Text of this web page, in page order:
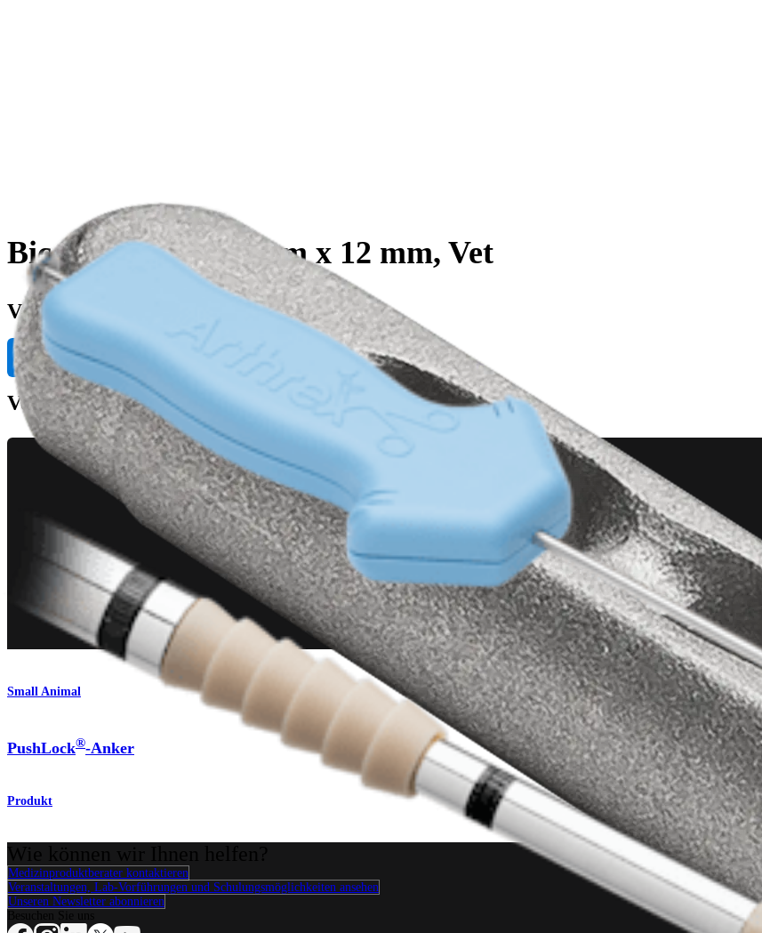
BicepsButton, 2.6 mm x 12 mm, Vet
VAR-2261
Produktinformationen anfragen
Verwandte Seiten
Small Animal
PushLock®-Anker
Produkt
Medizinproduktberater kontaktieren
Veranstaltungen, Lab-Vorführungen und Schulungsmöglichkeiten ansehen
Unseren Newsletter abonnieren